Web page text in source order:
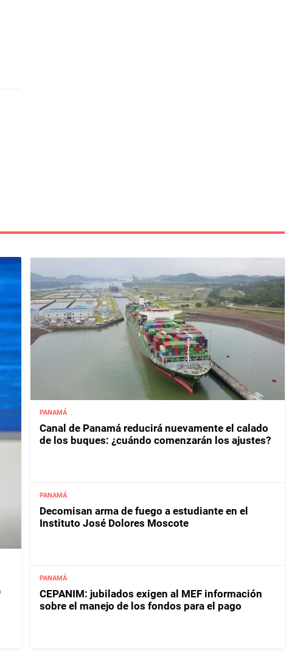
PANAMÁ
Canal de Panamá reducirá nuevamente el calado
de los buques: ¿cuándo comenzarán los ajustes?
PANAMÁ
Decomisan arma de fuego a estudiante en el
Instituto José Dolores Moscote
PANAMÁ
CEPANIM: jubilados exigen al MEF información
sobre el manejo de los fondos para el pago